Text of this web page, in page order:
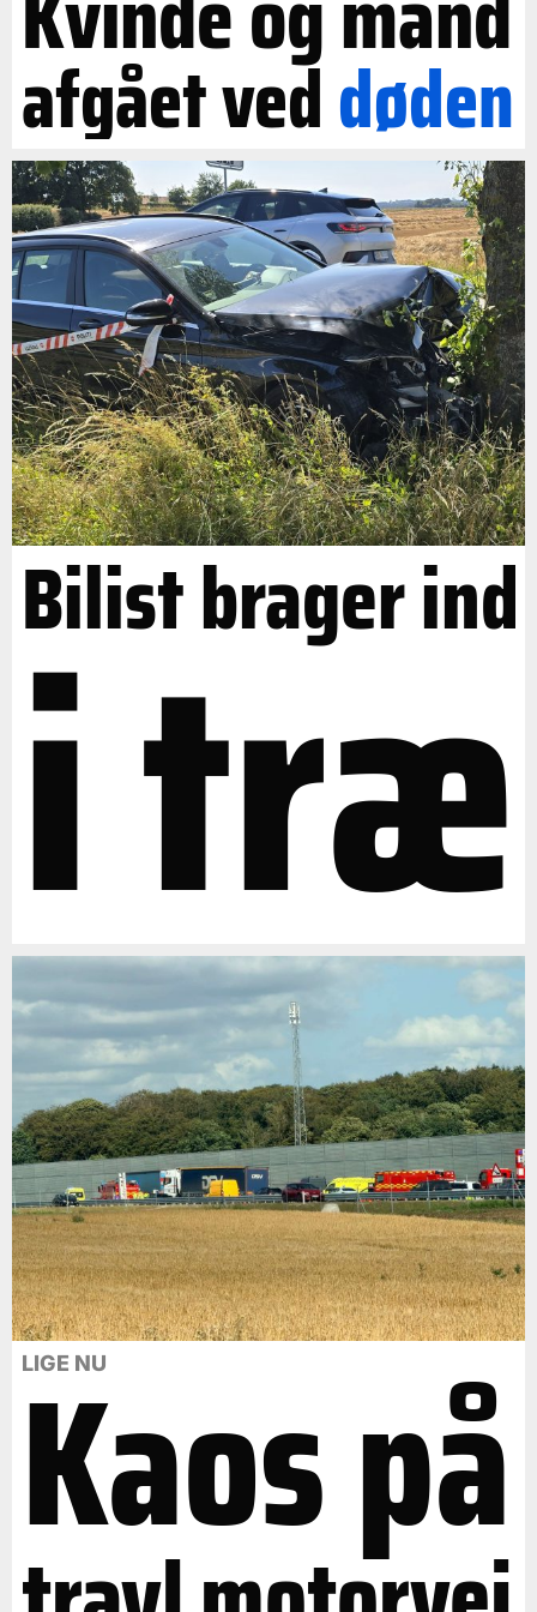
afgået veddøden
Bilist brager ind
i træ
LIGE NU
Kaos på